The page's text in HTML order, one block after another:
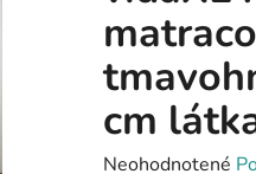
cm
Priemerné
Neohodnotené